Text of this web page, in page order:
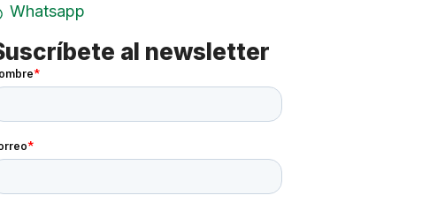
Whatsapp
al newsletter